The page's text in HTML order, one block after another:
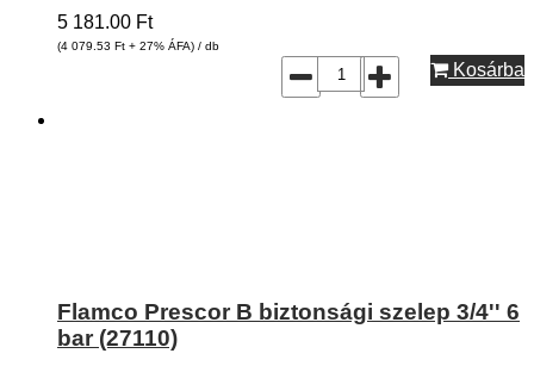
5 181.00 Ft
(4 079.53 Ft + 27% ÁFA) / db
Kosárba
Flamco Prescor B biztonsági szelep 3/4'' 6
bar (27110)